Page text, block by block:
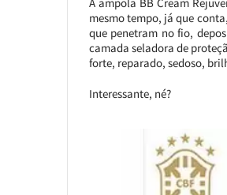
A ampola BB Cream
mesmo tempo, já que
que penetram no fio,
camada seladora de
forte, reparado, sedoso,
Interessante, né?